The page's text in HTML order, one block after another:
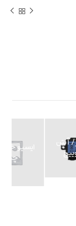
ایربگ راننده